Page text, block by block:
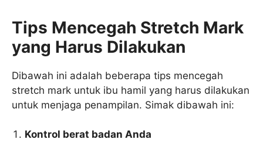
Tips Mencegah Stretch Mark
yang Harus Dilakukan
Dibawah ini adalah beberapa tips mencegah
stretch mark untuk ibu hamil yang harus dilakukan
untuk menjaga penampilan. Simak dibawah ini:
Kontrol berat badan Anda